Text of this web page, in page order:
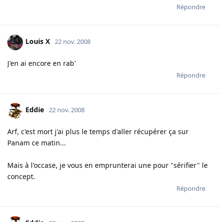
Répondre
Louis X 22 nov. 2008
J'en ai encore en rab'
Répondre
Eddie 22 nov. 2008
Arf, c'est mort j'ai plus le temps d'aller récupérer ça sur
Panam ce matin...
Mais à l'occase, je vous en emprunterai une pour "sérifier" le
concept.
Répondre